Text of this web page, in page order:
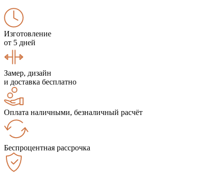
Изготовление
от 5 дней
Замер, дизайн
и доставка бесплатно
Оплата наличными, безналичный расчёт
Беспроцентная рассрочка